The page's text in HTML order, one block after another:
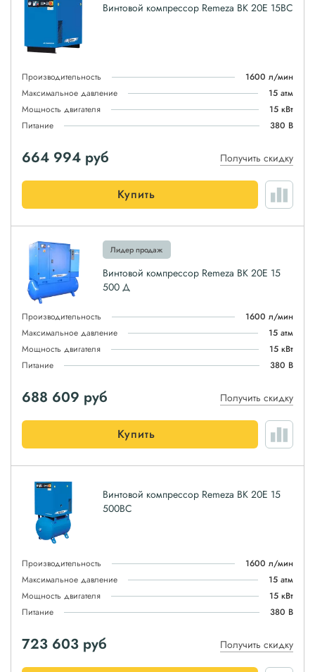
Винтовой компрессор Remeza ВК 20E 15ВС
Производительность
1600 л/мин
Максимальное давление
15 атм
Мощность двигателя
15 кВт
Питание
380 В
664 994 руб Получить скидку
Купить
Лидер продаж
Винтовой компрессор Remeza ВК 20Е 15
500 Д
Производительность
1600 л/мин
Максимальное давление
15 атм
Мощность двигателя
15 кВт
Питание
380 В
688 609 руб Получить скидку
Купить
Винтовой компрессор Remeza ВК 20E 15
500ВС
Производительность
1600 л/мин
Максимальное давление
15 атм
Мощность двигателя
15 кВт
Питание
380 В
723 603 руб Получить скидку